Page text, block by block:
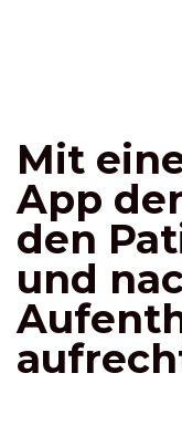
Mit
App
den
und